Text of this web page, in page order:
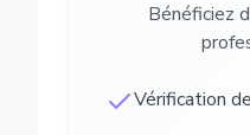
Bénéficiez
Vérification